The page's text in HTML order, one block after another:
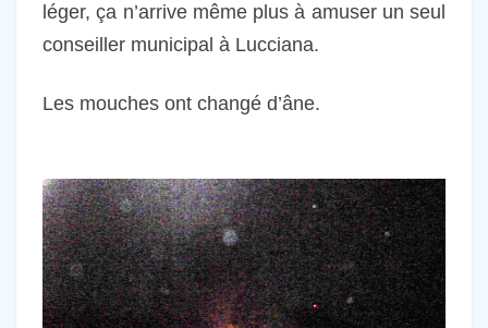
léger, ça n’arrive même plus à amuser un seul
conseiller municipal à Lucciana.
Les mouches ont changé d’âne.